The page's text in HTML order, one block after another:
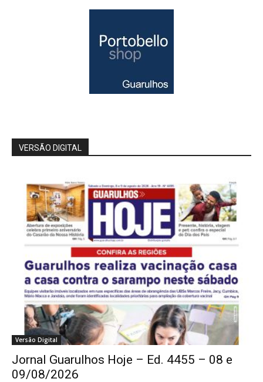
VERSÃO DIGITAL
Versão Digital
Jornal Guarulhos Hoje – Ed. 4455 – 08 e
09/08/2026